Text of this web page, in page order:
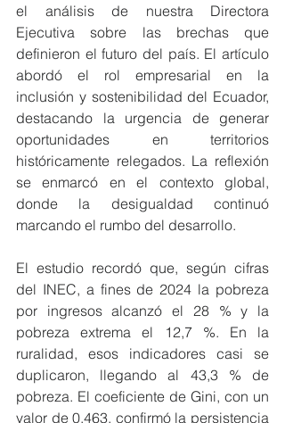
el análisis de nuestra Directora
Ejecutiva sobre las brechas que
definieron el futuro del país. El artículo
abordó el rol empresarial en la
inclusión y sostenibilidad del Ecuador,
destacando la urgencia de generar
oportunidades en territorios
históricamente relegados. La reflexión
se enmarcó en el contexto global,
donde la desigualdad continuó
marcando el rumbo del desarrollo.
El estudio recordó que, según cifras
del INEC, a fines de 2024 la pobreza
por ingresos alcanzó el 28 % y la
pobreza extrema el 12,7 %. En la
ruralidad, esos indicadores casi se
duplicaron, llegando al 43,3 % de
pobreza. El coeficiente de Gini, con un
valor de 0,463, confirmó la persistencia